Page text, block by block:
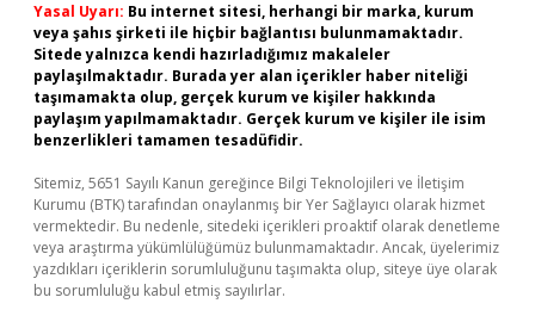
Yasal Uyarı: Bu internet sitesi, herhangi bir marka, kurum
veya şahıs şirketi ile hiçbir bağlantısı bulunmamaktadır.
Sitede yalnızca kendi hazırladığımız makaleler
paylaşılmaktadır. Burada yer alan içerikler haber niteliği
taşımamakta olup, gerçek kurum ve kişiler hakkında
paylaşım yapılmamaktadır. Gerçek kurum ve kişiler ile isim
benzerlikleri tamamen tesadüfidir.
Sitemiz, 5651 Sayılı Kanun gereğince Bilgi Teknolojileri ve İletişim
Kurumu (BTK) tarafından onaylanmış bir Yer Sağlayıcı olarak hizmet
vermektedir. Bu nedenle, sitedeki içerikleri proaktif olarak denetleme
veya araştırma yükümlülüğümüz bulunmamaktadır. Ancak, üyelerimiz
yazdıkları içeriklerin sorumluluğunu taşımakta olup, siteye üye olarak
bu sorumluluğu kabul etmiş sayılırlar.